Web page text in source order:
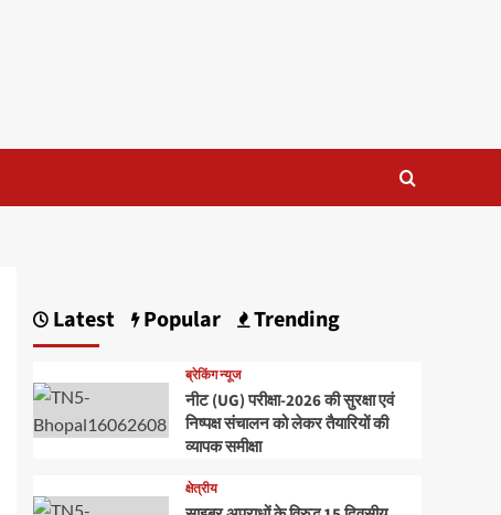
Latest Popular Trending
ब्रेकिंग न्यूज
नीट (UG) परीक्षा-2026 की सुरक्षा एवं
निष्पक्ष संचालन को लेकर तैयारियों की
व्यापक समीक्षा
क्षेत्रीय